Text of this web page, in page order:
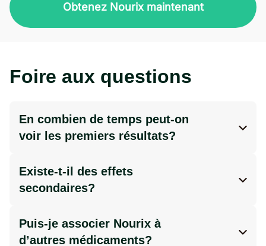
Obtenez Nourix maintenant
Foire aux questions
En combien de temps peut-on
voir les premiers résultats?
personne. Certains ressentent un regain
d’énergie en quelques jours, tandis que les
apparaître après plusieurs semaines,
surtout lorsqu’ils sont accompagnés d’une
Existe-t-il des effets
secondaires?
et est bien toléré par la plupart des
utilisateurs. Toutefois, un inconfort digestif
Puis-je associer Nourix à
d’autres médicaments?